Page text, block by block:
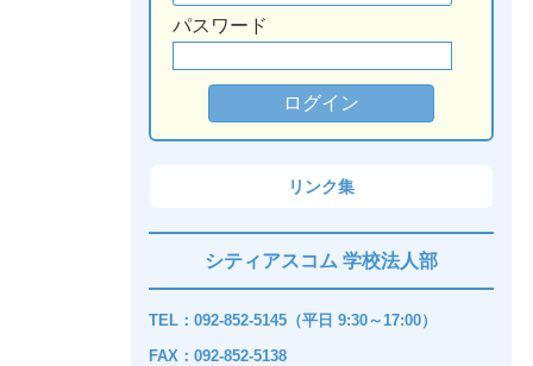
パスワード
リンク集
シティアスコム 学校法人部
TEL：092-852-5145（平日 9:30～17:00）
FAX：092-852-5138